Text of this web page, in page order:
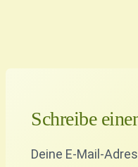
Schreibe
Deine E-Mail-